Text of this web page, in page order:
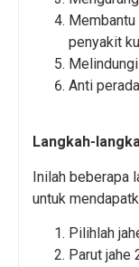
penyakit
Anti
Langkah-
Inilah beberapa
untuk
Pilihlah
Parut jahe